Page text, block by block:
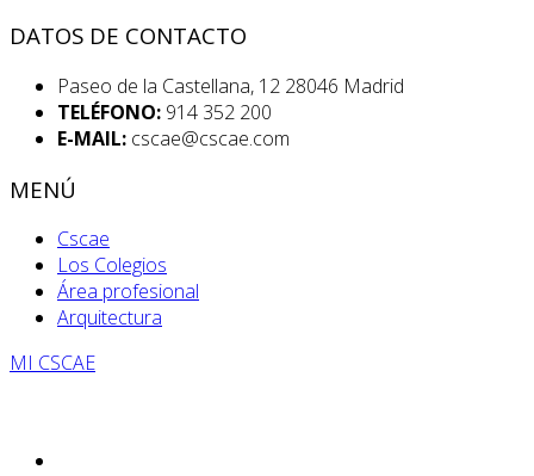
DATOS DE CONTACTO
Paseo de la Castellana, 12 28046 Madrid
TELÉFONO: 914 352 200
E-MAIL: cscae@cscae.com
MENÚ
Cscae
Los Colegios
Área profesional
Arquitectura
MI CSCAE